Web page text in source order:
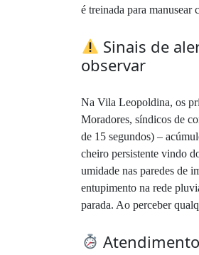
é treinada para manusear
Sinais de
observar
Na Vila Leopoldina, os
Moradores, síndicos de
de 15 segundos) –
cheiro persistente vindo
umidade nas paredes de
entupimento na rede
parada. Ao perceber